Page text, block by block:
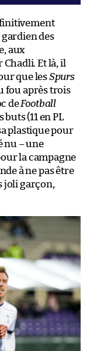
gardien des
aux
Et là, il
que lesSpurs
fou après trois
deFootball
buts (11 en PL
plastique pour
nu – une
la campagne
à ne pas être
joli garçon,